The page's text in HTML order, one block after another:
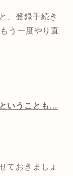
、登録手続き
う一度やり直
いうことも…
ておきましょ